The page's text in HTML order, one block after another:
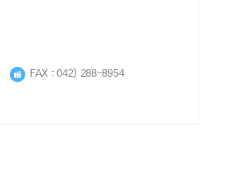
FAX : 042) 288-8954